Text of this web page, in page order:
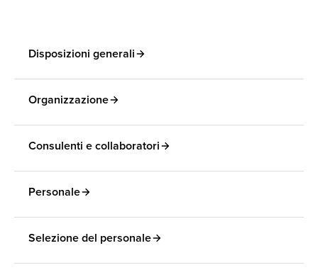
Disposizioni generali
Organizzazione
Consulenti e collaboratori
Personale
Selezione del personale